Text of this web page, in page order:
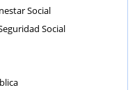
Social
Social